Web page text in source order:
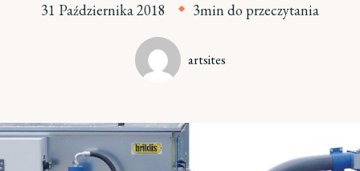
31 Października 2018 3min do przeczytania
artsites